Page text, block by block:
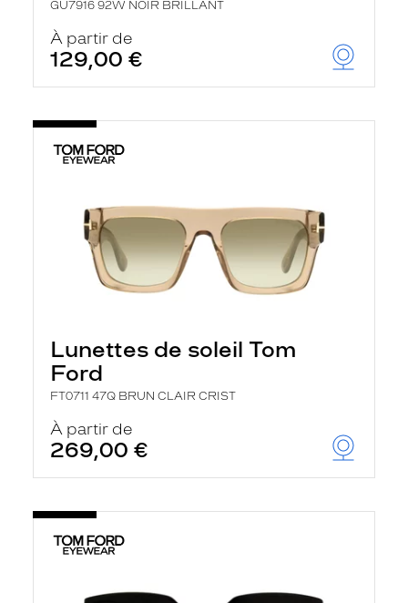
GU7916 92W NOIR BRILLANT
À partir de
129,00 €
Lunettes de soleil Tom
Ford
FT0711 47Q BRUN CLAIR CRIST
À partir de
269,00 €